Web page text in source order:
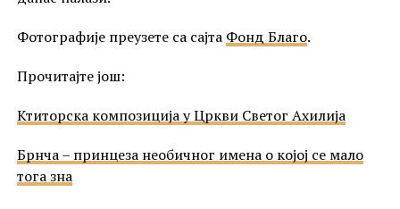
Фотографије преузете са сајта Фонд Благо.
Прочитајте још:
Ктиторска композиција у Цркви Светог Ахилија
Брнча – принцеза необичног имена о којој се мало
тога зна